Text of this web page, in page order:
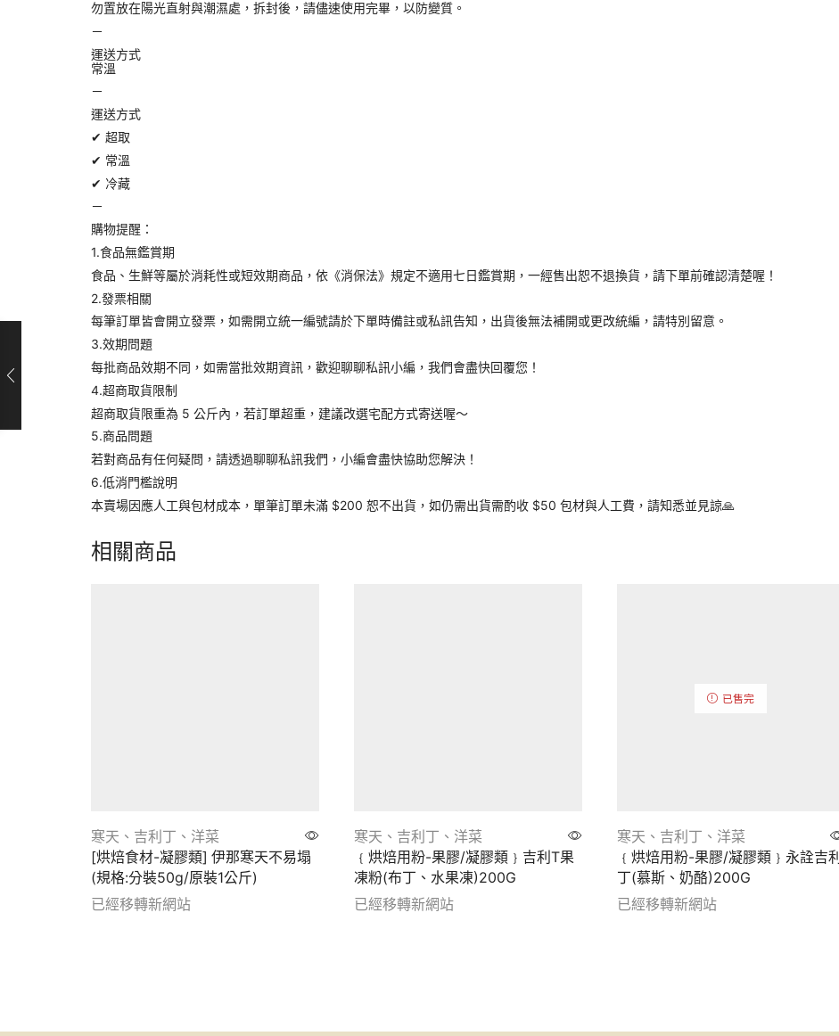
勿置放在陽光直射與潮濕處，拆封後，請儘速使用完畢，以防變質。
－
運送方式
常溫
－
運送方式
✔︎ 超取
✔︎ 常溫
✔︎ 冷藏
－
購物提醒：
1.食品無鑑賞期
食品、生鮮等屬於消耗性或短效期商品，依《消保法》規定不適用七日鑑賞期，一經售出恕不退換貨，請下單前確認清楚喔！
2.發票相關
每筆訂單皆會開立發票，如需開立統一編號請於下單時備註或私訊告知，出貨後無法補開或更改統編，請特別留意。
3.效期問題
每批商品效期不同，如需當批效期資訊，歡迎聊聊私訊小編，我們會盡快回覆您！
4.超商取貨限制
超商取貨限重為 5 公斤內，若訂單超重，建議改選宅配方式寄送喔～
5.商品問題
若對商品有任何疑問，請透過聊聊私訊我們，小編會盡快協助您解決！
6.低消門檻說明
本賣場因應人工與包材成本，單筆訂單未滿 $200 恕不出貨，如仍需出貨需酌收 $50 包材與人工費，請知悉並見諒🙏
相關商品
寒天、吉利丁、洋菜
[烘焙食材-凝膠類] 伊那寒天不易塌
(規格:分裝50g/原裝1公斤)
已經移轉新網站
寒天、吉利丁、洋菜
﹛烘焙用粉-果膠/凝膠類﹜吉利T果
凍粉(布丁、水果凍)200G
已經移轉新網站
已售完
寒天、吉利丁、洋菜
﹛烘焙用粉-果膠/凝膠類﹜永詮吉利
丁(慕斯、奶酪)200G
已經移轉新網站